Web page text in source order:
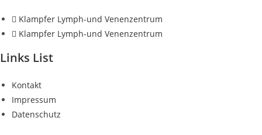
Klampfer Lymph-und Venenzentrum
Klampfer Lymph-und Venenzentrum
Links List
Kontakt
Impressum
Datenschutz